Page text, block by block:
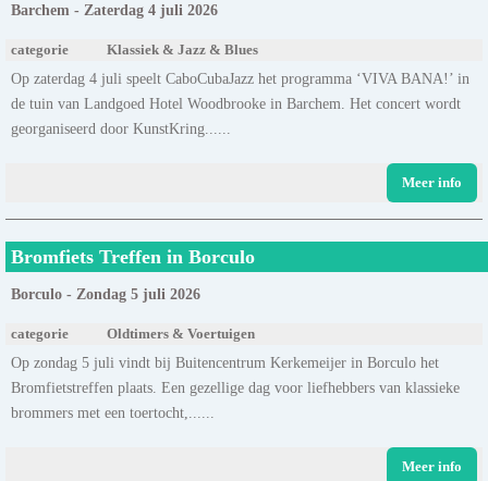
Barchem - Zaterdag 4 juli 2026
categorie Klassiek & Jazz & Blues
Op zaterdag 4 juli speelt CaboCubaJazz het programma ‘VIVA BANA!’ in
de tuin van Landgoed Hotel Woodbrooke in Barchem. Het concert wordt
georganiseerd door KunstKring......
Meer info
Bromfiets Treffen in Borculo
Borculo - Zondag 5 juli 2026
categorie Oldtimers & Voertuigen
Op zondag 5 juli vindt bij Buitencentrum Kerkemeijer in Borculo het
Bromfietstreffen plaats. Een gezellige dag voor liefhebbers van klassieke
brommers met een toertocht,......
Meer info